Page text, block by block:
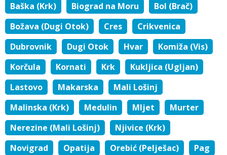
Baška (Krk)
Biograd na Moru
Bol (Brač)
Božava (Dugi Otok)
Cres
Crikvenica
Dubrovnik
Dugi Otok Hvar
Komiža (Vis)
Korčula
Kornati Krk
Kukljica (Ugljan)
Lastovo
Makarska
Mali Lošinj
Malinska (Krk)
Medulin Mljet
Murter
Nerezine (Mali Lošinj)
Njivice (Krk)
Novigrad
Opatija Orebić (Pelješac)
Pag